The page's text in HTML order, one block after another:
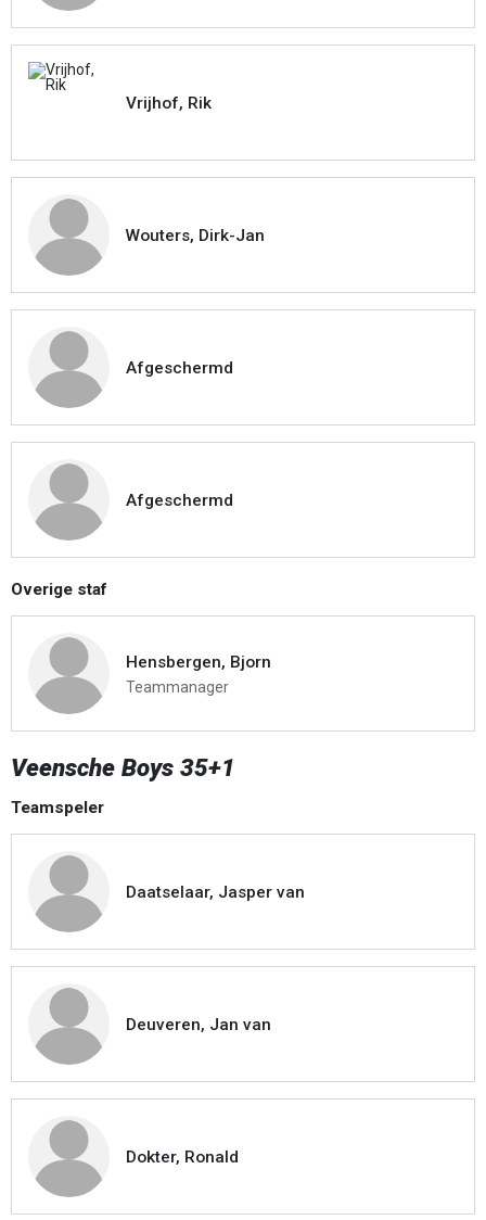
Vrijhof, Rik
Wouters, Dirk-Jan
Afgeschermd
Afgeschermd
Overige staf
Hensbergen, Bjorn
Teammanager
Veensche Boys 35+1
Teamspeler
Daatselaar, Jasper van
Deuveren, Jan van
Dokter, Ronald